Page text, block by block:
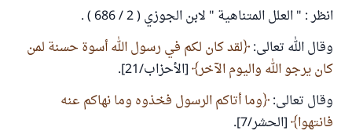
انظر : " العلل المتناهية " لابن الجوزي ( 2 / 686 ) .
وقال الله تعالى: لقد كان لكم في رسول الله أسوة حسنة لمن
كان يرجو الله واليوم الآخر [الأحزاب/21].
وقال تعالى: وما أتاكم الرسول فخذوه وما نهاكم عنه
فانتهوا [الحشر/7].